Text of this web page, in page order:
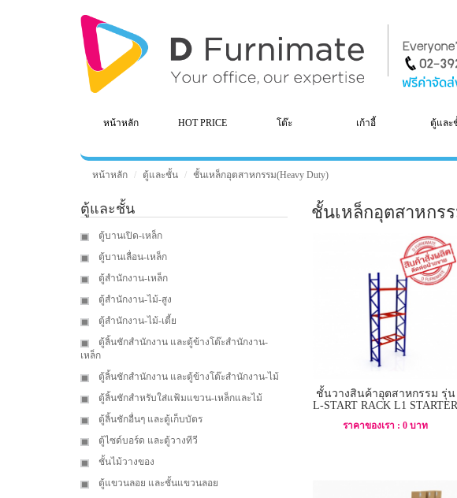
หน้าหลัก HOT PRICE โต๊ะ เก้าอี้ ตู้และ
หน้าหลัก ตู้และชั้น ชั้นเหล็กอุตสาหกรรม(Heavy Duty)
ตู้และชั้น
ตู้บานเปิด-เหล็ก
ตู้บานเลื่อน-เหล็ก
ตู้สำนักงาน-เหล็ก
ตู้สำนักงาน-ไม้-สูง
ตู้สำนักงาน-ไม้-เตี้ย
ตู้ลิ้นชักสำนักงาน และตู้ข้างโต๊ะสำนักงาน-
เหล็ก
ตู้ลิ้นชักสำนักงาน และตู้ข้างโต๊ะสำนักงาน-ไม้
ตู้ลิ้นชักสำหรับใส่แฟ้มแขวน-เหล็กและไม้
ตู้ลิ้นชักอื่นๆ และตู้เก็บบัตร
ตู้ไซด์บอร์ด และตู้วางทีวี
ชั้นไม้วางของ
ตู้แขวนลอย และชั้นแขวนลอย
ชั้นเหล็กอุตสาหกรร
ชั้นวางสินค้าอุตสาหกรรม รุ่น
L-START RACK L1
ราคาของเรา : 0 บาท